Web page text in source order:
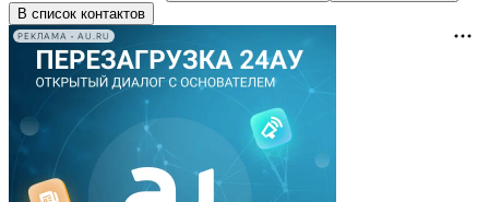
В список контактов
РЕКЛАМА • AU.RU